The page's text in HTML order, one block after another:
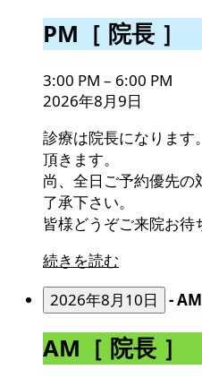
PM［
院
長
］
PM［ 院長 ］
3:00 PM – 6:00 PM
2026年8月9日
診療は院長になります
頂きます。
尚、全日ご予約優先
了承下さい。
皆様どうぞご来院お待
続きを読む
2026年8月10日
-
AM［
院
AM［ 院長 ］